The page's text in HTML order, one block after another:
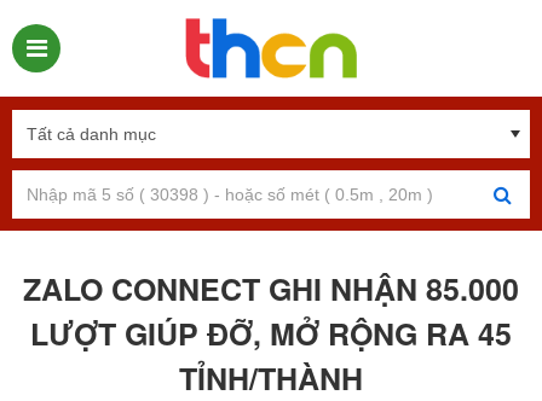
ZALO CONNECT GHI NHẬN 85.000
LƯỢT GIÚP ĐỠ, MỞ RỘNG RA 45
TỈNH/THÀNH